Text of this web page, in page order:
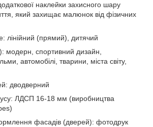
наклейки захисного шару
який захищає малюнок від фізичних
лінійний (прямий), дитячий
модерн, спортивний дизайн,
автомобілі, тварини, міста світу,
дводверний
ЛДСП 16-18 мм (виробництва
фасадів (дверей): фотодрук